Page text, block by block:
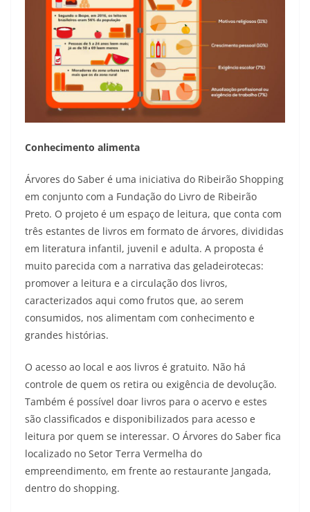
Conhecimento alimenta
Árvores do Saber é uma iniciativa do Ribeirão Shopping
em conjunto com a Fundação do Livro de Ribeirão
Preto. O projeto é um espaço de leitura, que conta com
três estantes de livros em formato de árvores, divididas
em literatura infantil, juvenil e adulta. A proposta é
muito parecida com a narrativa das geladeirotecas:
promover a leitura e a circulação dos livros,
caracterizados aqui como frutos que, ao serem
consumidos, nos alimentam com conhecimento e
grandes histórias.
O acesso ao local e aos livros é gratuito. Não há
controle de quem os retira ou exigência de devolução.
Também é possível doar livros para o acervo e estes
são classificados e disponibilizados para acesso e
leitura por quem se interessar. O Árvores do Saber fica
localizado no Setor Terra Vermelha do
empreendimento, em frente ao restaurante Jangada,
dentro do shopping.